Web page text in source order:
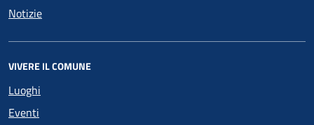
Notizie
VIVERE IL COMUNE
Luoghi
Eventi